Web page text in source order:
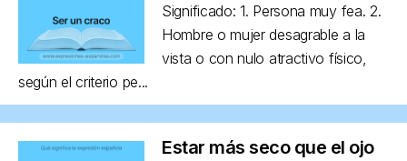
Significado: 1. Persona muy fea. 2.
Hombre o mujer desagrable a la
vista o con nulo atractivo físico,
según el criterio pe...
Estar más seco que el ojo